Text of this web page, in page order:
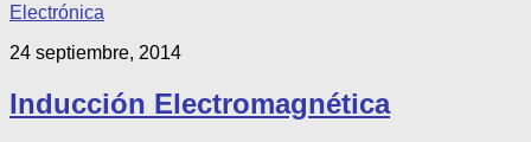
Electrónica
24 septiembre, 2014
Inducción Electromagnética